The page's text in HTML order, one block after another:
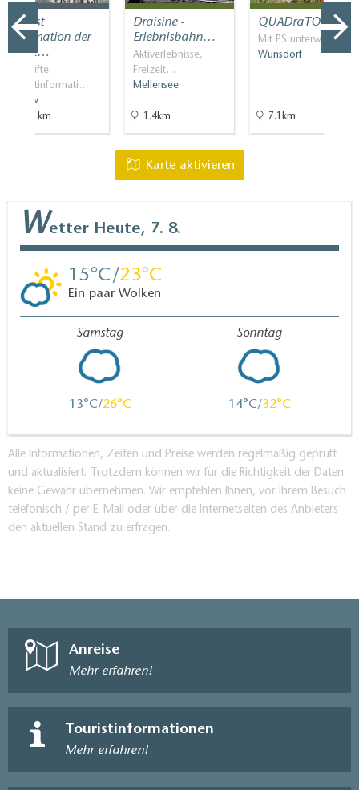
Tourist
Information der
Stadt…
Geprüfte
Touristinformati…
Teltow
29.1km
Draisine -
Erlebnisbahn…
Aktiverlebnisse,
Freizeit…
Mellensee
1.4km
QUADraTOUR
Mit PS unterwegs
Wünsdorf
7.1km
Karte aktivieren
Wetter Heute, 7. 8.
15 23
Ein paar Wolken
Samstag
13 26
Sonntag
14 32
Alle Informationen, Zeiten und Preise werden regelmäßig geprüft
und aktualisiert. Trotzdem können wir für die Richtigkeit der Daten
keine Gewähr übernehmen. Wir empfehlen Ihnen, vor Ihrem Besuch
telefonisch / per E-Mail oder über die Internetseiten des Anbieters
den aktuellen Stand zu erfragen.
Anreise
Mehr erfahren!
Touristinformationen
Mehr erfahren!